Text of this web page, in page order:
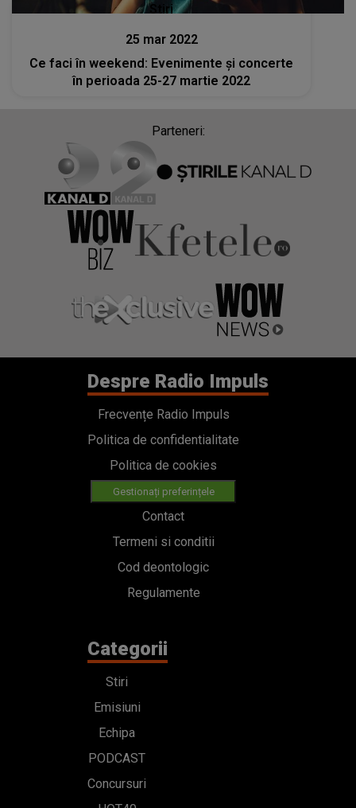
Stiri
25 mar 2022
Ce faci în weekend: Evenimente şi concerte
în perioada 25-27 martie 2022
Parteneri:
Despre Radio Impuls
Frecvențe Radio Impuls
Politica de confidentialitate
Politica de cookies
Gestionați preferințele
Contact
Termeni si conditii
Cod deontologic
Regulamente
Categorii
Stiri
Emisiuni
Echipa
PODCAST
Concursuri